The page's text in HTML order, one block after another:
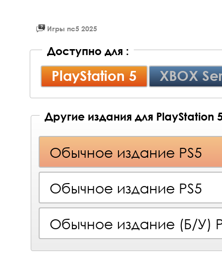
Игры пс5 2025
Доступно для :
PlayStation 5 XBOX
Другие издания для PlayStation
Обычное издание PS5
Обычное издание PS5
Обычное издание (Б/У)